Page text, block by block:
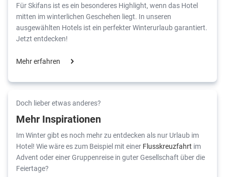
Für Skifans ist es ein besonderes Highlight, wenn das Hotel
mitten im winterlichen Geschehen liegt. In unseren
ausgewählten Hotels ist ein perfekter Winterurlaub garantiert.
Jetzt entdecken!
Mehr erfahren
Doch lieber etwas anderes?
Mehr Inspirationen
Im Winter gibt es noch mehr zu entdecken als nur Urlaub im
Hotel! Wie wäre es zum Beispiel mit einer Flusskreuzfahrt im
Advent oder einer Gruppenreise in guter Gesellschaft über die
Feiertage?